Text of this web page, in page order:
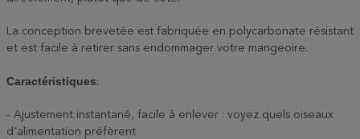
La conception brevetée est fabriquée en polycarbonate résistant
et est facile à retirer sans endommager votre mangeoire.
Caractéristiques:
- Ajustement instantané, facile à enlever : voyez quels oiseaux
d'alimentation préfèrent